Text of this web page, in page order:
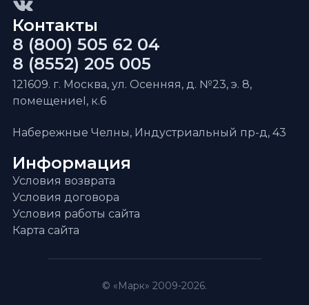
Информация
Условия возврата
Условия договора
Условия работы сайта
Карта сайта
Контакты
8 (800) 505 62 04
8 (8552) 205 005
121609. г. Москва, ул. Осенняя, д. №23, э. 8,
помещениеI, к.6
Набережные Челны, Индустриальный пр-д, 43
© «Марк» 2009-2026.